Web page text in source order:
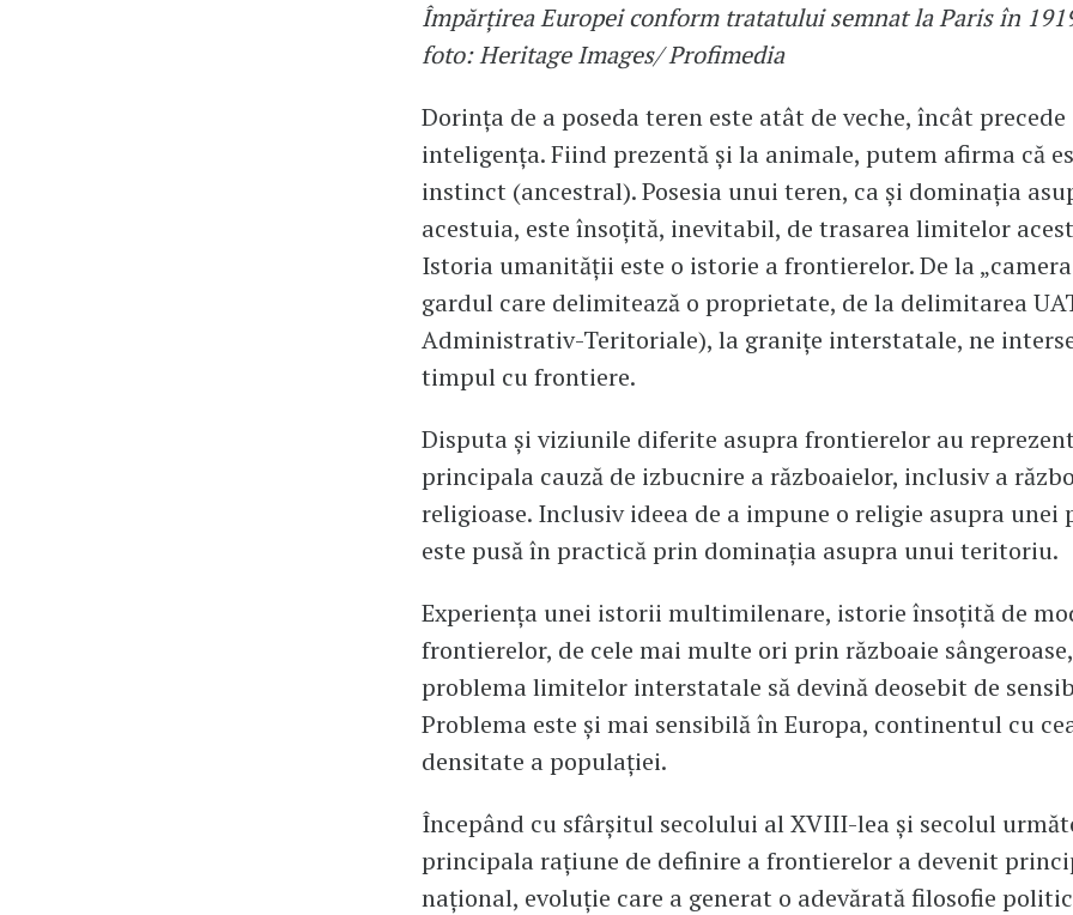
Împărțirea Europei conform tratatului semnat la Paris în
foto: Heritage Images/ Profimedia
Dorința de a poseda teren este atât de veche, încât precede
inteligența. Fiind prezentă și la animale, putem afirma că
instinct (ancestral). Posesia unui teren, ca și dominația
acestuia, este însoțită, inevitabil, de trasarea limitelor
Istoria umanității este o istorie a frontierelor. De la
gardul care delimitează o proprietate, de la delimitarea
Administrativ-Teritoriale), la granițe interstatale, ne
timpul cu frontiere.
Disputa și viziunile diferite asupra frontierelor au
principala cauză de izbucnire a războaielor, inclusiv a
religioase. Inclusiv ideea de a impune o religie asupra unei
este pusă în practică prin dominația asupra unui teritoriu.
Experiența unei istorii multimilenare, istorie însoțită de
frontierelor, de cele mai multe ori prin războaie
problema limitelor interstatale să devină deosebit de
Problema este și mai sensibilă în Europa, continentul cu
densitate a populației.
Începând cu sfârșitul secolului al XVIII-lea și secolul
principala rațiune de definire a frontierelor a devenit
național, evoluție care a generat o adevărată filosofie